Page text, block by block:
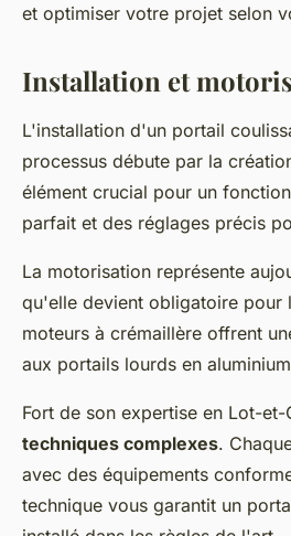
et optimiser votre projet selon
Installation et
L'installation d'un portail
processus débute par la
élément crucial pour un
parfait et des réglages précis
La motorisation représente
qu'elle devient obligatoire pour
moteurs à crémaillère offrent
aux portails lourds en
Fort de son expertise en Lot-
techniques complexes.
avec des équipements
technique vous garantit un